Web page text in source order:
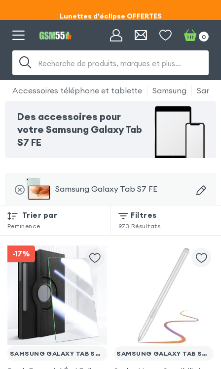
Code ECLIPSE55
Code ECLIPSE55
Recherche de produits, marques et plus…
0
Accessoires téléphone et tablette Samsung
Des accessoires pour
votre Samsung Galaxy Tab
S7 FE
Samsung Galaxy Tab S7 FE
Trier par
Pertinence
Filtres
973 Résultats
-17%
SAMSUNG GALAXY TAB S7 FE SAMSUNG GALAXY TAB S7 FE